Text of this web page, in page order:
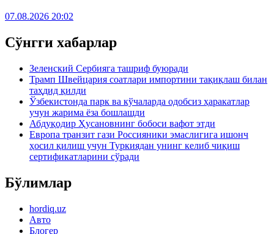
07.08.2026 20:02
Сўнгги хабарлар
Зеленский Сербияга ташриф буюради
Трамп Швейцария соатлари импортини тақиқлаш билан
таҳдид қилди
Ўзбекистонда парк ва кўчаларда одобсиз ҳаракатлар
учун жарима ёза бошлашди
Абдуқодир Ҳусановнинг бобоси вафот этди
Европа транзит гази Россияники эмаслигига ишонч
ҳосил қилиш учун Туркиядан унинг келиб чиқиш
сертификатларини сўради
Бўлимлар
hordiq.uz
Авто
Блогер